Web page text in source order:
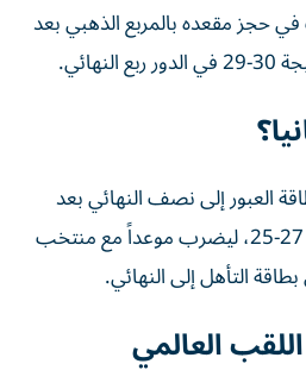
حجز مقعده بالمربع الذهبي بعد
العبور إلى نصف النهائي بعد
تفوقه على سويسرا بنتيجة 27-25، ليضرب موعداً مع منتخب
التأهل إلى النهائي.
العالمي